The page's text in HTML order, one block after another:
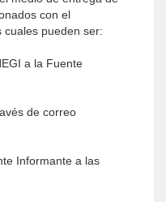
con el
cuales pueden ser:
a la Fuente
de correo
Informante a las